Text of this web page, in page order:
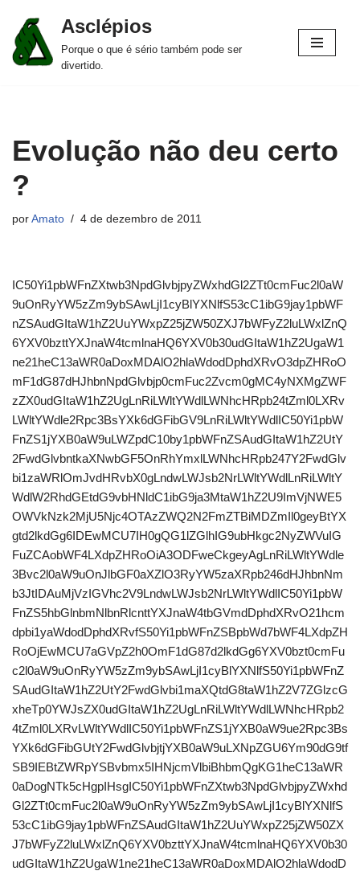
Pular
para
Asclépios
Porque o que é sério também pode ser
divertido.
Evolução não deu certo
?
por Amato 4 de dezembro de 2011
IC50Yi1pbWFnZXtwb3NpdGlvbjpyZWxhdGl2ZTt0cmFuc2l0aW
9uOnRyYW5zZm9ybSAwLjI1cyBlYXNlfS53cC1ibG9jay1pbWF
nZSAudGItaW1hZ2UuYWxpZ25jZW50ZXJ7bWFyZ2luLWxlZnQ
6YXV0bzttYXJnaW4tcmlnaHQ6YXV0b30udGItaW1hZ2UgaW1
ne21heC13aWR0aDoxMDAlO2hlaWdodDphdXRvO3dpZHRoO
mF1dG87dHJhbnNpdGlvbjp0cmFuc2Zvcm0gMC4yNXMgZWF
zZX0udGItaW1hZ2UgLnRiLWltYWdlLWNhcHRpb24tZml0LXRv
LWltYWdle2Rpc3BsYXk6dGFibGV9LnRiLWltYWdlIC50Yi1pbW
FnZS1jYXB0aW9uLWZpdC10by1pbWFnZSAudGItaW1hZ2UtY
2FwdGlvbntkaXNwbGF5OnRhYmxlLWNhcHRpb247Y2FwdGlv
bi1zaWRlOmJvdHRvbX0gLndwLWJsb2NrLWltYWdlLnRiLWltY
WdlW2RhdGEtdG9vbHNldC1ibG9ja3MtaW1hZ2U9ImVjNWE5
OWVkNzk2MjU5Njc4OTAzZWQ2N2FmZTBiMDZmIl0geyBtYX
gtd2lkdGg6IDEwMCU7IH0gQG1lZGlhIG9ubHkgc2NyZWVuIG
FuZCAobWF4LXdpZHRoOiA3ODFweCkgeyAgLnRiLWltYWdle
3Bvc2l0aW9uOnJlbGF0aXZlO3RyYW5zaXRpb246dHJhbnNm
b3JtIDAuMjVzIGVhc2V9LndwLWJsb2NrLWltYWdlIC50Yi1pbW
FnZS5hbGlnbmNlbnRlcnttYXJnaW4tbGVmdDphdXRvO21hcm
dpbi1yaWdodDphdXRvfS50Yi1pbWFnZSBpbWd7bWF4LXdpZH
RoOjEwMCU7aGVpZ2h0OmF1dG87d2lkdGg6YXV0bzt0cmFu
c2l0aW9uOnRyYW5zZm9ybSAwLjI1cyBlYXNlfS50Yi1pbWFnZ
SAudGItaW1hZ2UtY2FwdGlvbi1maXQtdG8taW1hZ2V7ZGlzcG
xheTp0YWJsZX0udGItaW1hZ2UgLnRiLWltYWdlLWNhcHRpb2
4tZml0LXRvLWltYWdlIC50Yi1pbWFnZS1jYXB0aW9ue2Rpc3Bs
YXk6dGFibGUtY2FwdGlvbjtjYXB0aW9uLXNpZGU6Ym90dG9tf
SB9IEBtZWRpYSBvbmx5IHNjcmVlbiBhbmQgKG1heC13aWR
0aDogNTk5cHgpIHsgIC50Yi1pbWFnZXtwb3NpdGlvbjpyZWxhd
Gl2ZTt0cmFuc2l0aW9uOnRyYW5zZm9ybSAwLjI1cyBlYXNlfS
53cC1ibG9jay1pbWFnZSAudGItaW1hZ2UuYWxpZ25jZW50ZX
J7bWFyZ2luLWxlZnQ6YXV0bzttYXJnaW4tcmlnaHQ6YXV0b30
udGItaW1hZ2UgaW1ne21heC13aWR0aDoxMDAlO2hlaWdodD